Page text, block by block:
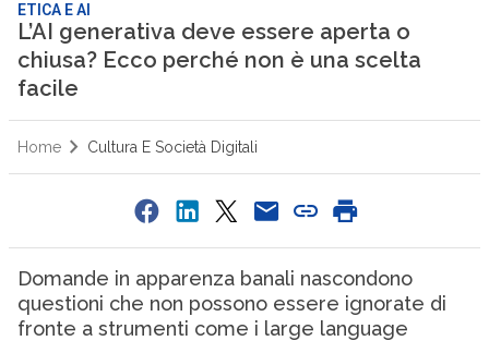
ETICA E AI
L’AI generativa deve essere aperta o
chiusa? Ecco perché non è una scelta
facile
Home Cultura E Società Digitali
Domande in apparenza banali nascondono
questioni che non possono essere ignorate di
fronte a strumenti come i large language